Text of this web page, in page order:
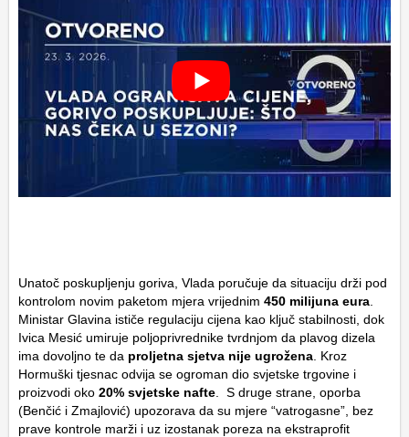
Unatoč poskupljenju goriva, Vlada poručuje da situaciju drži pod
kontrolom novim paketom mjera vrijednim 450 milijuna eura
Ministar Glavina ističe regulaciju cijena kao ključ stabilnosti, dok
Ivica Mesić umiruje poljoprivrednike tvrdnjom da plavog dizela
ima dovoljno te da proljetna sjetva nije ugrožena . Kroz
Hormuški tjesnac odvija se ogroman dio svjetske trgovine i
proizvodi oko 20% svjetske nafte . S druge strane, oporba
(Benčić i Zmajlović) upozorava da su mjere “vatrogasne”, bez
prave kontrole marži i uz izostanak poreza na ekstraprofit